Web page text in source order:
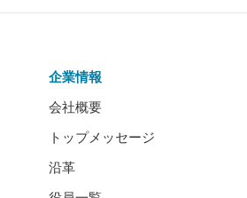
企業情報
会社概要
トップメッセージ
沿革